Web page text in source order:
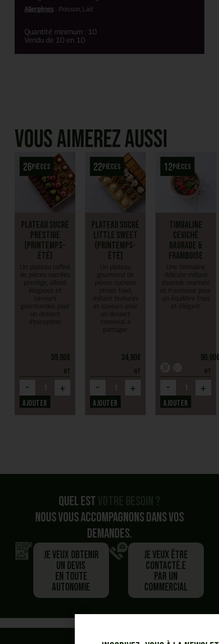
Allergènes : Poisson, Lait
Quantité minimum : 10
Vendu de 10 en 10
Vous aimerez aussi
26pièces
Plateau Sucré
Prestige
(Printemps-
Été)
Un plateau raffiné
de pièces sucrées
prestige, alliant
élégance et
saveurs
gourmandes pour
un dessert
d’exception.
59,90€
HT
- +
Ajouter
22pièces
Plateau Sucré
Little Sweet
(Printemps-
Été)
Un plateau
gourmand de
pièces sucrées
street food,
mêlant textures
et saveurs pour
un dessert
convivial à
partager.
34,90€
HT
- +
Ajouter
12pièces
Timbaline
Ceviché
daurade &
framboise
Une timbaline
délicate mêlant
daurade marinée
et framboise pour
un équilibre frais
et élégant.
90,00
HT
- +
Ajouter
Quel est
Nous vous accompagnons dans vos
demandes.
Je veux obtenir
un devis
en toute
autonomie
Je veux être
contacté.e
par un
commercial
Vous avez commencé un panier,
Besoin de plus d'information ?